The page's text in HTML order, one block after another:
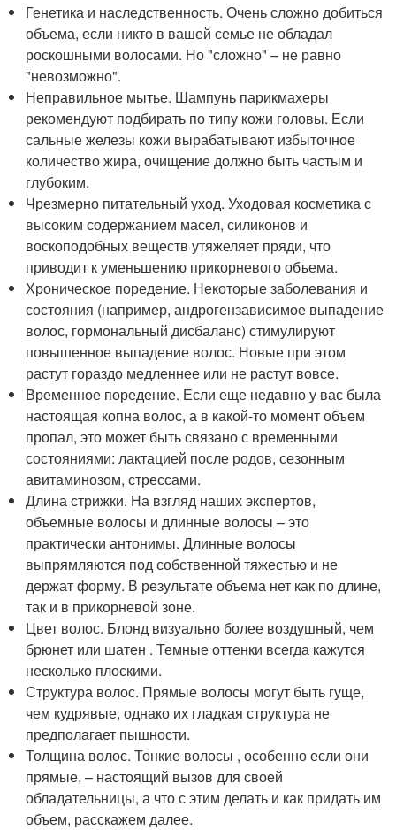
Генетика и наследственность. Очень сложно добиться
объема, если никто в вашей семье не обладал
роскошными волосами. Но "сложно" – не равно
"невозможно".
Неправильное мытье. Шампунь парикмахеры
рекомендуют подбирать по типу кожи головы. Если
сальные железы кожи вырабатывают избыточное
количество жира, очищение должно быть частым и
глубоким.
Чрезмерно питательный уход. Уходовая косметика с
высоким содержанием масел, силиконов и
воскоподобных веществ утяжеляет пряди, что
приводит к уменьшению прикорневого объема.
Хроническое поредение. Некоторые заболевания и
состояния (например, андрогензависимое выпадение
волос, гормональный дисбаланс) стимулируют
повышенное выпадение волос. Новые при этом
растут гораздо медленнее или не растут вовсе.
Временное поредение. Если еще недавно у вас была
настоящая копна волос, а в какой-то момент объем
пропал, это может быть связано с временными
состояниями: лактацией после родов, сезонным
авитаминозом, стрессами.
Длина стрижки. На взгляд наших экспертов,
объемные волосы и длинные волосы – это
практически антонимы. Длинные волосы
выпрямляются под собственной тяжестью и не
держат форму. В результате объема нет как по длине,
так и в прикорневой зоне.
Цвет волос. Блонд визуально более воздушный, чем
брюнет или шатен . Темные оттенки всегда кажутся
несколько плоскими.
Структура волос. Прямые волосы могут быть гуще,
чем кудрявые, однако их гладкая структура не
предполагает пышности.
Толщина волос. Тонкие волосы , особенно если они
прямые, – настоящий вызов для своей
обладательницы, а что с этим делать и как придать им
объем, расскажем далее.